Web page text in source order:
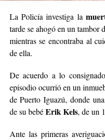
La Policía investiga la
tarde se ahogó en un tambor
mientras se encontraba al
de ella.
De acuerdo a lo
episodio ocurrió en un
de Puerto Iguazú, donde
de su bebéErik Kels, de un
Ante las primeras